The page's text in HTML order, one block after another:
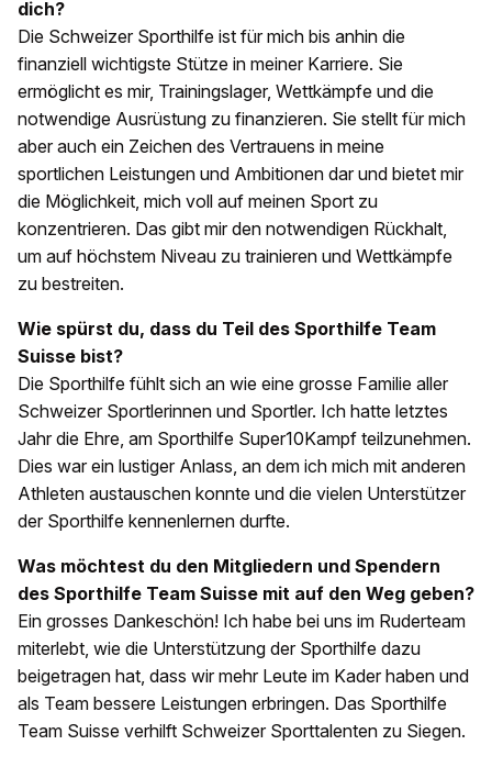
dich?
Die Schweizer Sporthilfe ist für mich bis anhin die
finanziell wichtigste Stütze in meiner Karriere. Sie
ermöglicht es mir, Trainingslager, Wettkämpfe und die
notwendige Ausrüstung zu finanzieren. Sie stellt für mich
aber auch ein Zeichen des Vertrauens in meine
sportlichen Leistungen und Ambitionen dar und bietet mir
die Möglichkeit, mich voll auf meinen Sport zu
konzentrieren. Das gibt mir den notwendigen Rückhalt,
um auf höchstem Niveau zu trainieren und Wettkämpfe
zu bestreiten.
Wie spürst du, dass du Teil des Sporthilfe Team
Suisse bist?
Die Sporthilfe fühlt sich an wie eine grosse Familie aller
Schweizer Sportlerinnen und Sportler. Ich hatte letztes
Jahr die Ehre, am Sporthilfe Super10Kampf teilzunehmen.
Dies war ein lustiger Anlass, an dem ich mich mit anderen
Athleten austauschen konnte und die vielen Unterstützer
der Sporthilfe kennenlernen durfte.
Was möchtest du den Mitgliedern und Spendern
des Sporthilfe Team Suisse mit auf den Weg geben?
Ein grosses Dankeschön! Ich habe bei uns im Ruderteam
miterlebt, wie die Unterstützung der Sporthilfe dazu
beigetragen hat, dass wir mehr Leute im Kader haben und
als Team bessere Leistungen erbringen. Das Sporthilfe
Team Suisse verhilft Schweizer Sporttalenten zu Siegen.